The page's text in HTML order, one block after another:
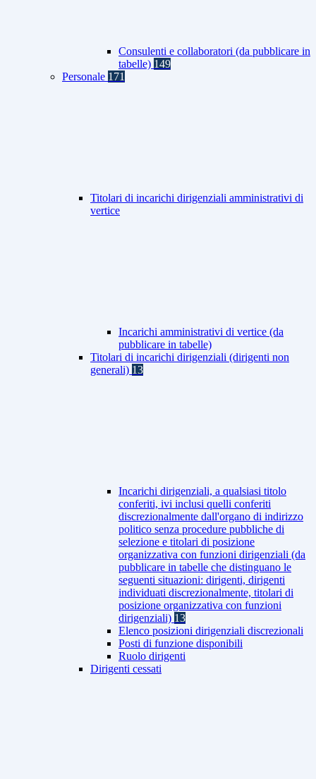
Consulenti e collaboratori (da pubblicare in
tabelle) 149
Personale 171
Titolari di incarichi dirigenziali amministrativi di
vertice
Incarichi amministrativi di vertice (da
pubblicare in tabelle)
Titolari di incarichi dirigenziali (dirigenti non
generali) 13
Incarichi dirigenziali, a qualsiasi titolo
conferiti, ivi inclusi quelli conferiti
discrezionalmente dall'organo di indirizzo
politico senza procedure pubbliche di
selezione e titolari di posizione
organizzativa con funzioni dirigenziali (da
pubblicare in tabelle che distinguano le
seguenti situazioni: dirigenti, dirigenti
individuati discrezionalmente, titolari di
posizione organizzativa con funzioni
dirigenziali) 13
Elenco posizioni dirigenziali discrezionali
Posti di funzione disponibili
Ruolo dirigenti
Dirigenti cessati